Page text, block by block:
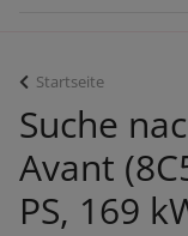
Startseite
Suche
Avant
PS, 169